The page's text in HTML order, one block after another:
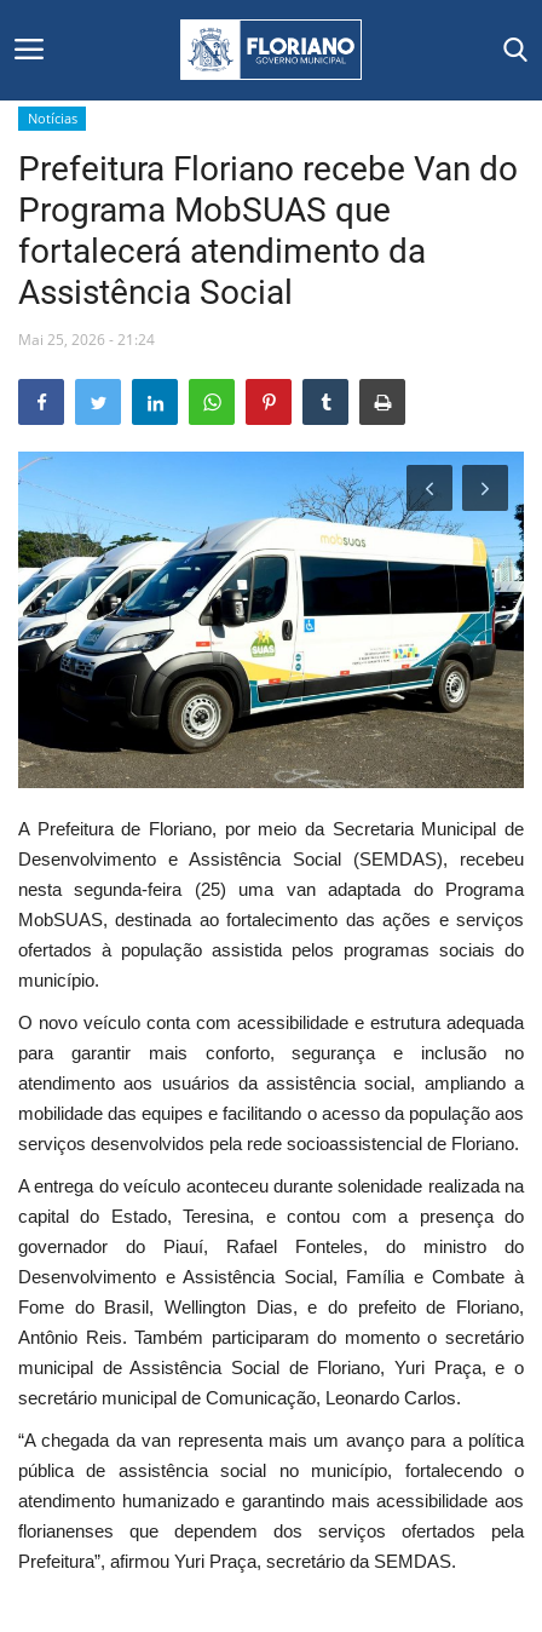
Início
Editais
Floriano
Secretarias e Órgãos
Mural de Licitações
Notícias
Vídeos
Webmail
Contato
Notícias
Prefeitura Floriano recebe Van do
Programa MobSUAS que
fortalecerá atendimento da
Assistência Social
Mai 25, 2026 - 21:24
A Prefeitura de Floriano, por meio da Secretaria Municipal de
Desenvolvimento e Assistência Social (SEMDAS), recebeu
nesta segunda-feira (25) uma van adaptada do Programa
MobSUAS, destinada ao fortalecimento das ações e serviços
ofertados à população assistida pelos programas sociais do
município.
O novo veículo conta com acessibilidade e estrutura adequada
para garantir mais conforto, segurança e inclusão no
atendimento aos usuários da assistência social, ampliando a
mobilidade das equipes e facilitando o acesso da população aos
serviços desenvolvidos pela rede socioassistencial de Floriano.
A entrega do veículo aconteceu durante solenidade realizada na
capital do Estado, Teresina, e contou com a presença do
governador do Piauí, Rafael Fonteles, do ministro do
Desenvolvimento e Assistência Social, Família e Combate à
Fome do Brasil, Wellington Dias, e do prefeito de Floriano,
Antônio Reis. Também participaram do momento o secretário
municipal de Assistência Social de Floriano, Yuri Praça, e o
secretário municipal de Comunicação, Leonardo Carlos.
“A chegada da van representa mais um avanço para a política
pública de assistência social no município, fortalecendo o
atendimento humanizado e garantindo mais acessibilidade aos
florianenses que dependem dos serviços ofertados pela
Prefeitura”, afirmou Yuri Praça, secretário da SEMDAS.